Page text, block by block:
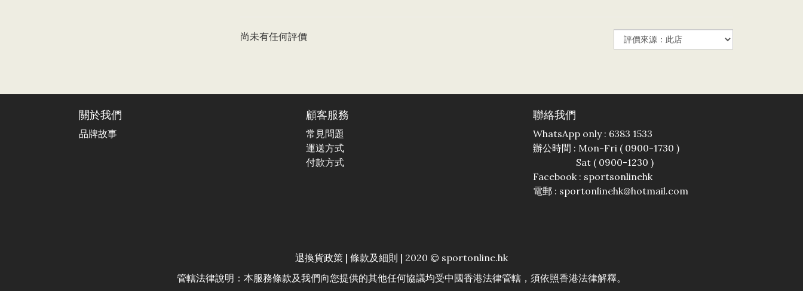
尚未有任何評價
關於我們
品牌故事
顧客服務
常見問題
運送方式
付款方式
聯絡我們
WhatsApp only : 6383 1533
辦公時間 : Mon-Fri ( 0900-1730 )
Sat ( 0900-1230 )
Facebook : sportsonlinehk
電郵 : sportonlinehk@hotmail.com
退換貨政策 | 條款及細則 | 2020 © sportonline.hk
管轄法律說明：本服務條款及我們向您提供的其他任何協議均受中國香港法律管轄，須依照香港法律解釋。